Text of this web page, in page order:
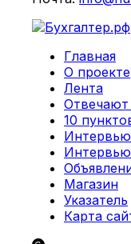
Главная
О проекте
Лента
10
Магазин
Указатель
Карта